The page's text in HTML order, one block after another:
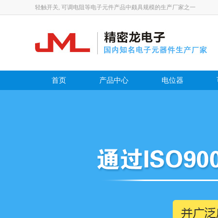
轻触开关, 可调电阻等电子元件产品中颇具规模的生产厂家之一
首页 产品中心 电位器